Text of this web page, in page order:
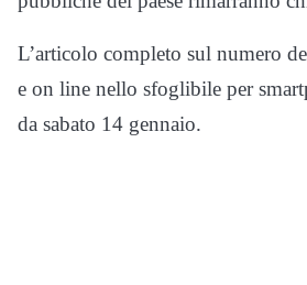
L’articolo completo sul numero
e on line nello sfoglibile per
da sabato 14 gennaio.